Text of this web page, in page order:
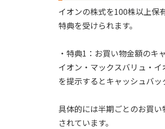
イオンの株式を100株以上保
特典を受けられます。
・特典1：お買い物金額のキ
イオン・マックスバリュ・
を提示するとキャッシュバッ
具体的には半期ごとのお買
されています。